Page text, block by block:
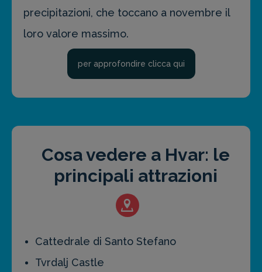
precipitazioni, che toccano a novembre il
loro valore massimo.
per approfondire clicca qui
Cosa vedere a Hvar: le
principali attrazioni
Cattedrale di Santo Stefano
Tvrdalj Castle